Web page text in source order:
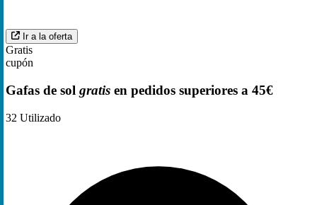
Ir a la oferta
Gratis
cupón
Gafas de sol gratis en pedidos superiores a 45€
32 Utilizado